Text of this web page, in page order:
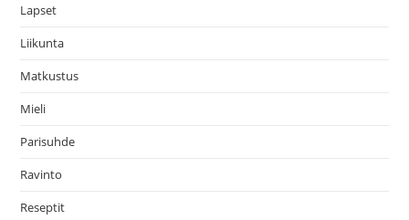
Lapset
Liikunta
Matkustus
Mieli
Parisuhde
Ravinto
Reseptit